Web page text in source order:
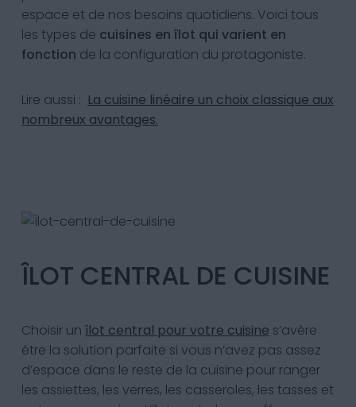
espace et de nos besoins quotidiens. Voici tous
les types de cuisines en îlot qui varient en
fonction de la configuration du protagoniste.
Lire aussi : La cuisine linéaire un choix classique aux
nombreux avantages.
ÎLOT CENTRAL DE CUISINE
Choisir un îlot central pour votre cuisine s’avère
être la solution parfaite si vous n’avez pas assez
d’espace dans le reste de la cuisine pour ranger
les assiettes, les verres, les casseroles, les tasses et